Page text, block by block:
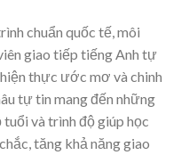
chuẩn quốc tế, môi
giao tiếp tiếng Anh tự
thực ước mơ và chinh
tự tin mang đến những
và trình độ giúp học
tăng khả năng giao